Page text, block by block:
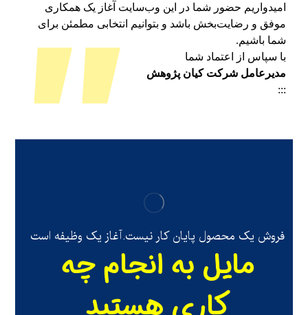
”
امیدواریم حضور شما در این وب‌سایت آغاز یک همکاری
موفق و رضایت‌بخش باشد و بتوانیم انتخابی مطمئن برای
شما باشیم.
با سپاس از اعتماد شما
مدیرعامل شرکت کیان پژوهش
:::
فروش یک محصول پایان کار نیست.آغاز یک وظیفه است
مایل به انجام چه